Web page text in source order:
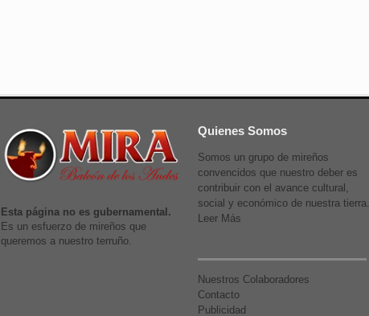
Esta página no es gubernamental.
Es un esfuerzo de mireños que
queremos a nuestro terruño.
Quienes Somos
Somos un grupo de mireños
convencidos que nuestro deber es
contribuir con el avance cultural,
social y económico de nuestra tierra.
Leer Más
Nuestros Colaboradores
Contacto
Publicidad